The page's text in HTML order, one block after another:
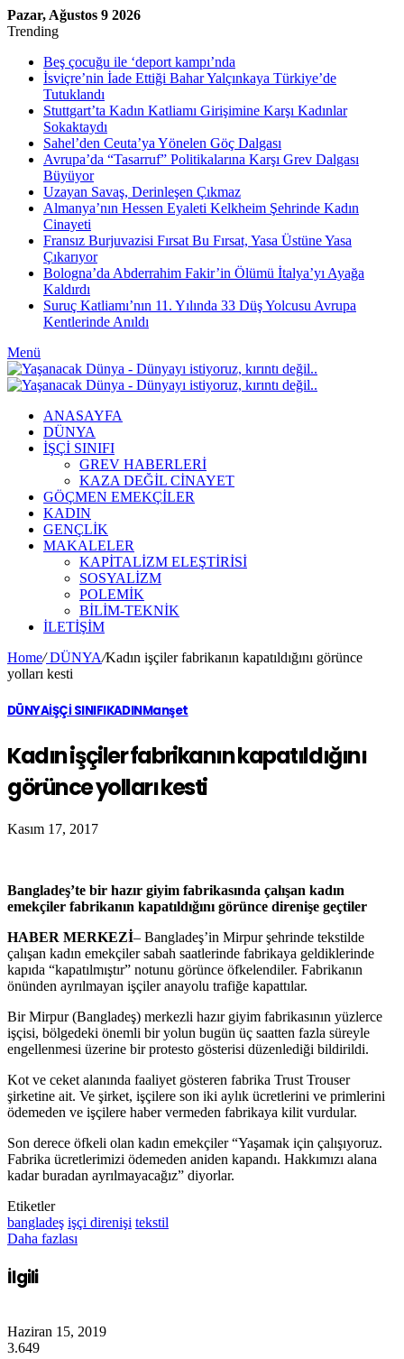
Pazar, Ağustos 9 2026
Trending
Beş çocuğu ile ‘deport kampı’nda
İsviçre’nin İade Ettiği Bahar Yalçınkaya Türkiye’de
Tutuklandı
Stuttgart’ta Kadın Katliamı Girişimine Karşı Kadınlar
Sokaktaydı
Sahel’den Ceuta’ya Yönelen Göç Dalgası
Avrupa’da “Tasarruf” Politikalarına Karşı Grev Dalgası
Büyüyor
Uzayan Savaş, Derinleşen Çıkmaz
Almanya’nın Hessen Eyaleti Kelkheim Şehrinde Kadın
Cinayeti
Fransız Burjuvazisi Fırsat Bu Fırsat, Yasa Üstüne Yasa
Çıkarıyor
Bologna’da Abderrahim Fakir’in Ölümü İtalya’yı Ayağa
Kaldırdı
Suruç Katliamı’nın 11. Yılında 33 Düş Yolcusu Avrupa
Kentlerinde Anıldı
Menü
ANASAYFA
DÜNYA
İŞÇİ SINIFI
GREV HABERLERİ
KAZA DEĞİL CİNAYET
GÖÇMEN EMEKÇİLER
KADIN
GENÇLİK
MAKALELER
KAPİTALİZM ELEŞTİRİSİ
SOSYALİZM
POLEMİK
BİLİM-TEKNİK
ILETIŞIM
Home/DÜNYA/Kadın işçiler fabrikanın kapatıldığını görünce
yolları kesti
DÜNYAİŞÇİ SINIFIKADINManşet
Kadın işçiler fabrikanın kapatıldığını
görünce yolları kesti
Kasım 17, 2017
Bangladeş’te bir hazır giyim fabrikasında çalışan kadın
emekçiler fabrikanın kapatıldığını görünce direnişe geçtiler
HABER MERKEZİ– Bangladeş’in Mirpur şehrinde tekstilde
çalışan kadın emekçiler sabah saatlerinde fabrikaya geldiklerinde
kapıda “kapatılmıştır” notunu görünce öfkelendiler. Fabrikanın
önünden ayrılmayan işçiler anayolu trafiğe kapattılar.
Bir Mirpur (Bangladeş) merkezli hazır giyim fabrikasının yüzlerce
işçisi, bölgedeki önemli bir yolun bugün üç saatten fazla süreyle
engellenmesi üzerine bir protesto gösterisi düzenlediği bildirildi.
Kot ve ceket alanında faaliyet gösteren fabrika Trust Trouser
şirketine ait. Ve şirket, işçilere son iki aylık ücretlerini ve primlerini
ödemeden ve işçilere haber vermeden fabrikaya kilit vurdular.
Son derece öfkeli olan kadın emekçiler “Yaşamak için çalışıyoruz.
Fabrika ücretlerimizi ödemeden aniden kapandı. Hakkımızı alana
kadar buradan ayrılmayacağız” diyorlar.
Etiketler
bangladeş işçi direnişi tekstil
Daha fazlası
İlgili
Haziran 15, 2019
3.649